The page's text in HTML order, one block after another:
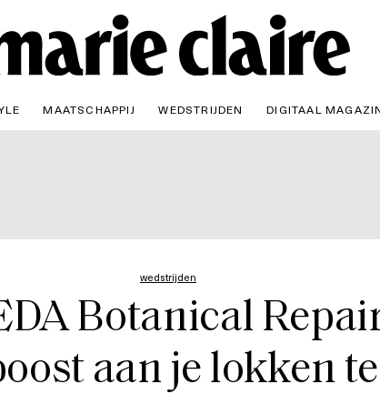
MAATSCHAPPIJ WEDSTRIJDEN DIGITAAL
wedstrijden
Botanical
aan je lokken